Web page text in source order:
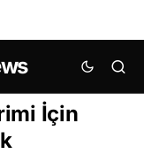
İçin